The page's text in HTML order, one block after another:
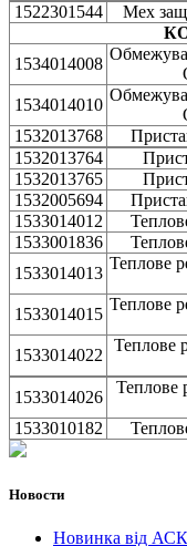
1522301544
Мех
1534014008
1534014010
1532013768
1532013764
1532013765
1532005694
1533014012
1533001836
1533014013
Теплове
1533014015
Теплове
1533014022
Теплове
1533014026
Теплове
1533010182
Новости
Новинка від